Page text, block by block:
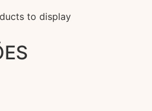
to display